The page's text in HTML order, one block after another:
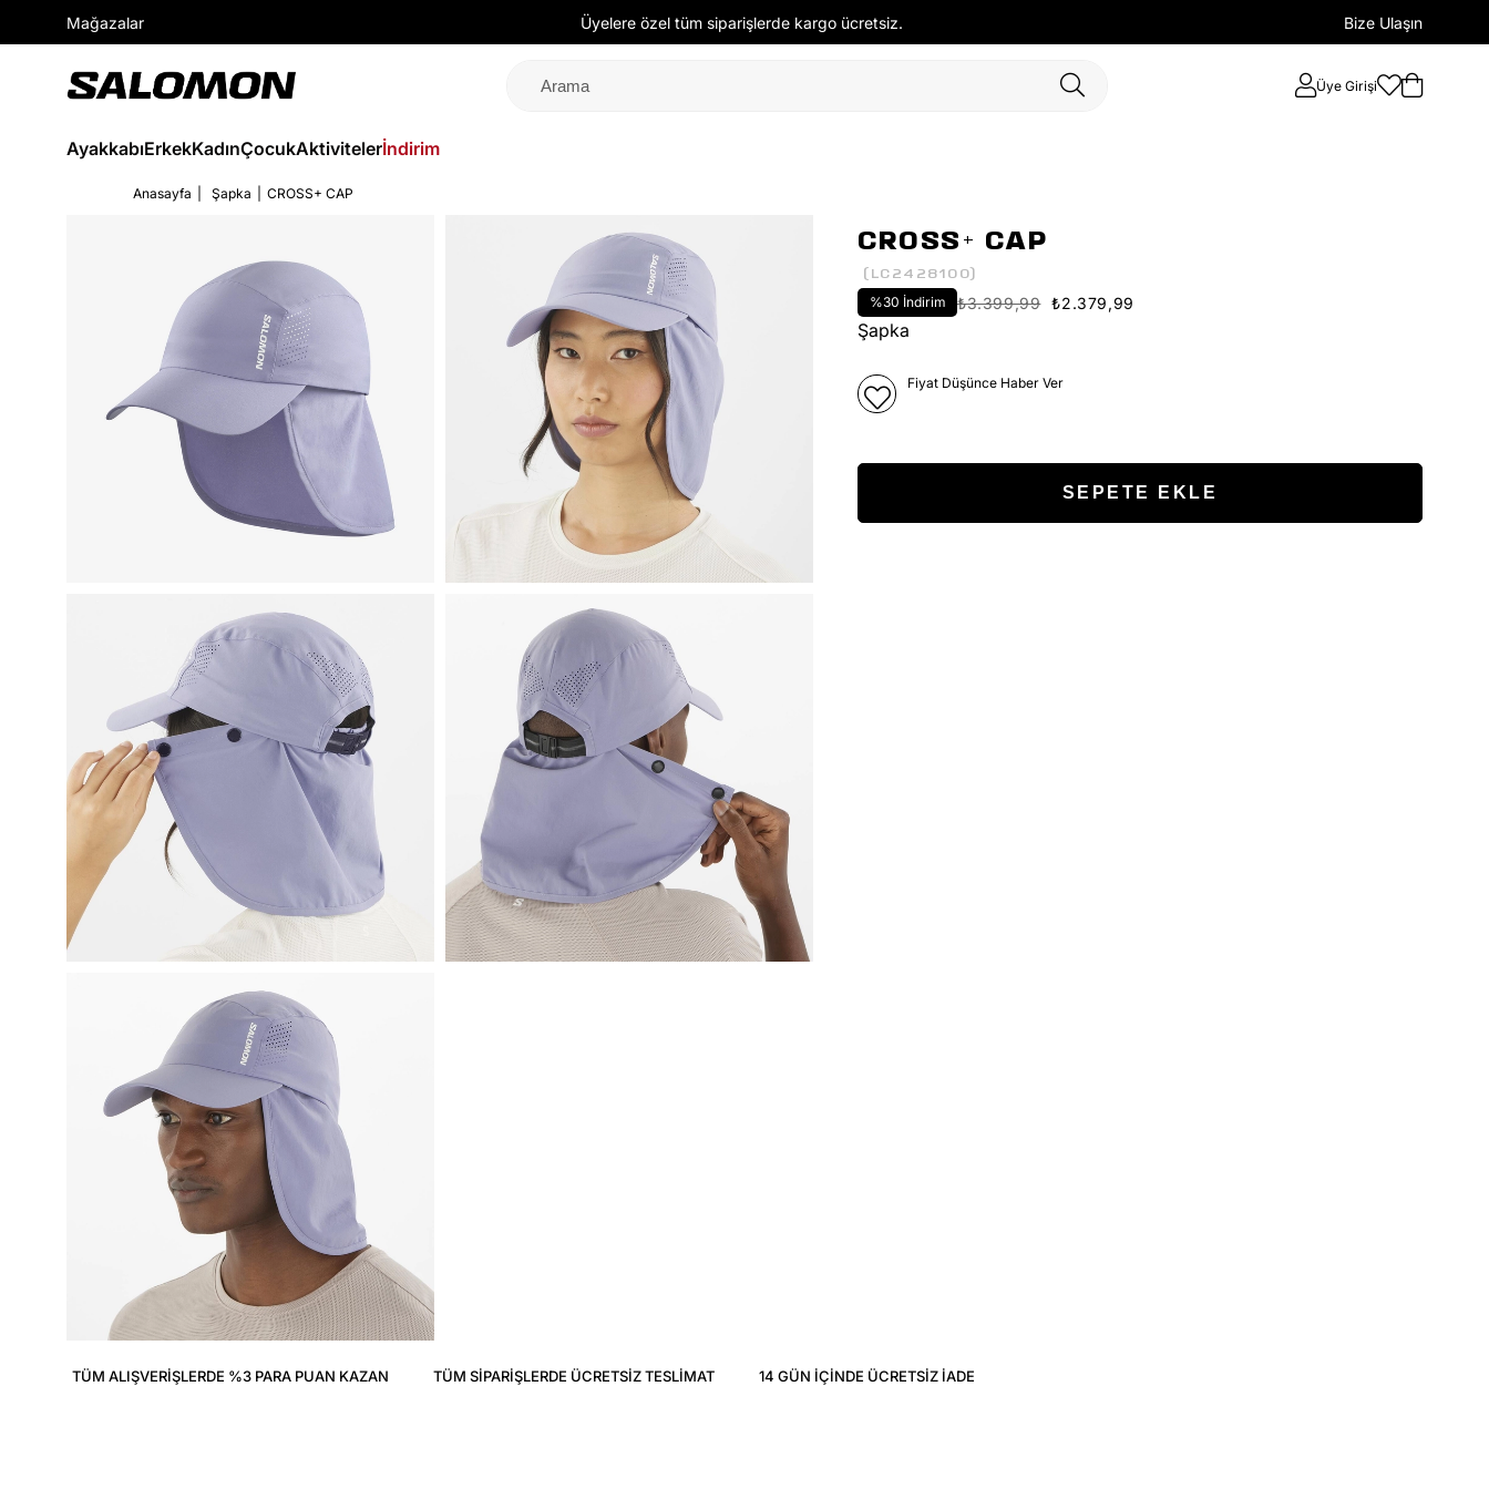
Mağazalar Üyelere özel tüm siparişlerde kargo ücretsiz. Bize Ulaşın
Üye Girişi
AyakkabıErkekKadınÇocukAktivitelerİndirim
Anasayfa Şapka CROSS+ CAP
CROSS+ CAP
(LC2428100)
%30 İndirim ₺3.399,99 ₺2.379,99
Şapka
Fiyat Düşünce Haber Ver
TÜM ALIŞVERIŞLERDE %3 PARA PUAN KAZAN TÜM SIPARIŞLERDE ÜCRETSIZ TESLIMAT 14 GÜN IÇINDE ÜCRETSIZ IADE